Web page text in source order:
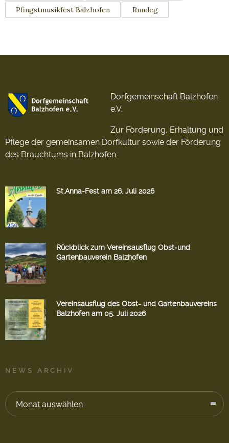
Pfingstmusikfest Balzhofen
Rundeg
Dorfgemeinschaft Balzhofen
e.V.
Zur Förderung, Erhaltung und
Pflege der gemeinsamen Dorfkultur sowie der Förderung
des Brauchtums in Balzhofen.
St.Anna-Fest am 26. Juli 2026
Rückblick zum Vereinsausflug Obst-und
Gartenbauverein Balzhofen
Vereinsausflug des Obst- und Gartenbauvereins
Balzhofen am 05. Juli 2026
NEWS ARCHIV
Monat auswählen